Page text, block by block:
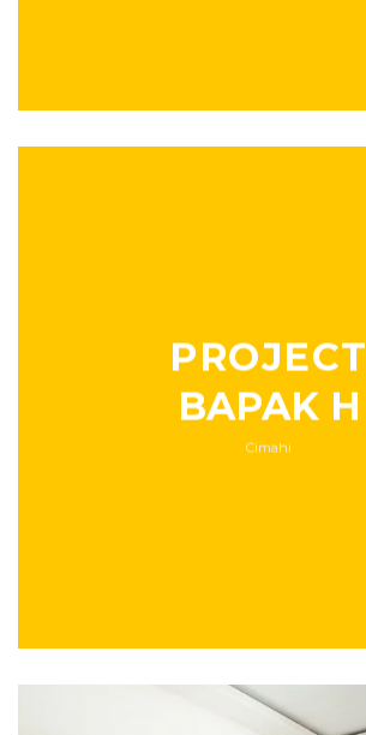
PROJECT
BAPAK H
Cimahi